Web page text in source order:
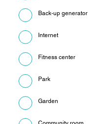
Back-up generator
Internet
Fitness center
Park
Garden
Community room